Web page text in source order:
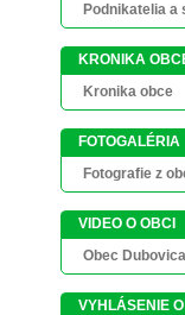
Podnikatelia a
KRONIKA
Kronika obce
FOTOGALÉRIA
Fotografie z
VIDEO O OBCI
Obec
VYHLÁSENIE